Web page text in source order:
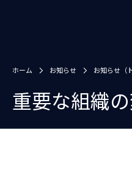
ホーム お知らせ お知らせ（
重要な組織